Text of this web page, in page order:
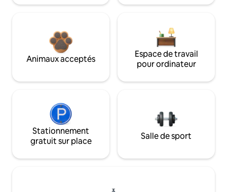
Animaux acceptés
Espace de travail
pour ordinateur
Stationnement
gratuit sur place
Salle de sport